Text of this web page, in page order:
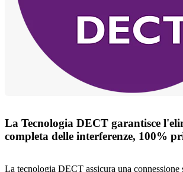
La Tecnologia DECT garantisce
completa delle interferenze, 100%
La tecnologia DECT assicura una connessione